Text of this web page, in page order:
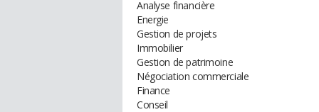
Analyse financière
Energie
Gestion de projets
Immobilier
Gestion de patrimoine
Négociation commerciale
Finance
Conseil